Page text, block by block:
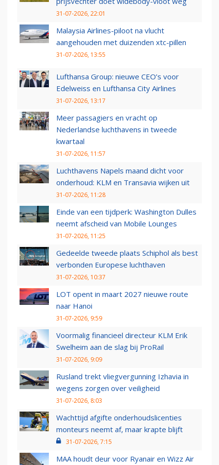
31-07-2026, 22:01
Malaysia Airlines-piloot na vlucht
aangehouden met duizenden xtc-pillen
31-07-2026, 13:55
Lufthansa Group: nieuwe CEO’s voor
Edelweiss en Lufthansa City Airlines
31-07-2026, 13:17
Meer passagiers en vracht op
Nederlandse luchthavens in tweede
kwartaal
31-07-2026, 11:57
Luchthavens Napels maand dicht voor
onderhoud: KLM en Transavia wijken uit
31-07-2026, 11:28
Einde van een tijdperk: Washington Dulles
neemt afscheid van Mobile Lounges
31-07-2026, 11:25
Gedeelde tweede plaats Schiphol als best
verbonden Europese luchthaven
31-07-2026, 10:37
LOT opent in maart 2027 nieuwe route
naar Hanoi
31-07-2026, 9:59
Voormalig financieel directeur KLM Erik
Swelheim aan de slag bij ProRail
31-07-2026, 9:09
Rusland trekt vliegvergunning Izhavia in
wegens zorgen over veiligheid
31-07-2026, 8:03
Wachttijd afgifte onderhoudslicenties
monteurs neemt af, maar krapte blijft
31-07-2026, 7:15
MAA houdt deur voor Ryanair en Wizz Air